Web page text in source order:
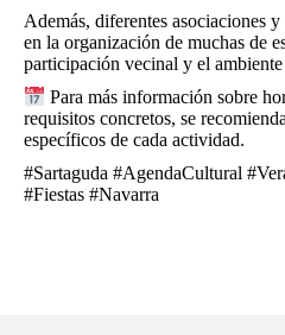
Además, diferentes asociaciones
en la organización de muchas de
participación vecinal y el
Para más información sobre
requisitos concretos, se
específicos de cada actividad.
#Sartaguda #AgendaCultural
#Fiestas #Navarra